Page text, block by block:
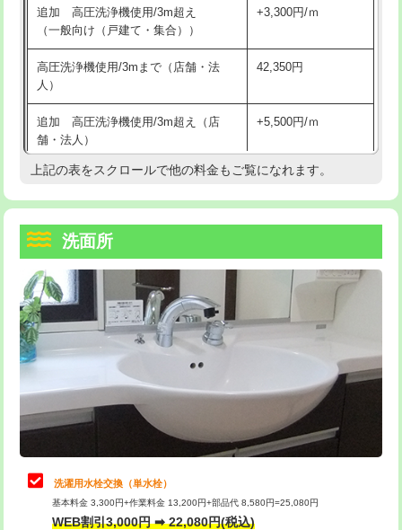
マス交換（深さ50㎝以上） 66,000円
コンクリート斫り（厚さ10㎝まで） 27,500円
コンクリート斫り（厚さ10㎝超え）
モルタル補修（厚さ10㎝まで）
モルタル補修（厚さ10㎝超え） 38,500円
洗面台設置 38,500円
追加人工
廃棄・処分 現場見積
※給水管工事は20mmまでの価格です。
持込商品取付（混合水栓） 16,500円
給水管工事※（ホール加工)
給水管工事※（バンド止め) 3,300円
給水管工事※（支持金具設置) 5,500円
給水管工事※（保温材使用（バンド止
め込み）)
5,500円
給水管工事※（土の掘削・埋め戻し作
業)
11,000円
給水管工事※（塩ビ管（VP・HI）使
用/3ｍまで)
33,000円
給水管工事※（塩ビ管（VP・HI）使
用（追加）/3ｍ超え)
給水管工事※（ライニング鋼管・銅
管・ポリ管・HT管使用/3ｍまで)
44,000円
給水管工事※（ライニング鋼管・銅
管・ポリ管・HT管使用/3ｍ超え)
追加 高圧洗浄機使用/3m超え
（一般向け（戸建て・集合））
+3,300円/ｍ
高圧洗浄機使用/3mまで（店舗・法
人）
42,350円
追加 高圧洗浄機使用/3m超え（店
舗・法人）
+5,500円/ｍ
高度高圧洗浄換 現地調査
トーラー機使用/3mまで
追加トーラー機使用/3m超え +3,300円
カメラ調査 33,000円
桝清掃
止水・漏水調査・防水処理・清掃・修
理・調整・分解・加工など（軽作業）
11,000円
止水・漏水調査・防水処理・清掃・修
理・調整・分解・加工など（中作業）
22,000円
止水・漏水調査・防水処理・清掃・修
理・調整・分解・加工など（重作業）
33,000円
上記の表をスクロールで他の料金もご覧になれます。
洗面所
洗濯用水栓交換（単水栓）
基本料金 3,300円+作業料金 13,200円+部品代 8,580円=25,080円
WEB割引3,000円 ➡ 22,080円(税込)